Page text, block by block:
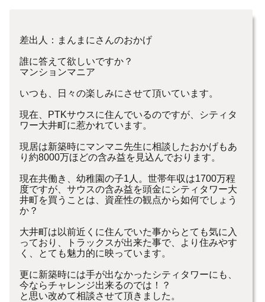
差出人：まんまにさんのおかげ
誰に答えて欲しいですか？
マンションマニア
いつも、日々の楽しみにさせて頂いています。
現在、PTKサウスに住んでいるのですが、シティタ
ワー大井町に惹かれています。
現居は新築時にマンマニ先生に相談したおかげもあ
り約8000万ほどの含み益を見込んでおります。
現在共働き、幼稚園の子1人。世帯年収は1700万程
度ですが、サウスの含み益を頭金にシティタワー大
井町を買うことは、資産性の観点から如何でしょう
か？
大井町は以前近くに住んでいた事からとても気に入
っており、トラックスが出来た事で、より住みやす
く、とても魅力的に映っています。
更に新築時には手が出なかったシティタワーにも、
今ならチャレンジ出来るのでは！？
と思い改めて相談させて頂きました。